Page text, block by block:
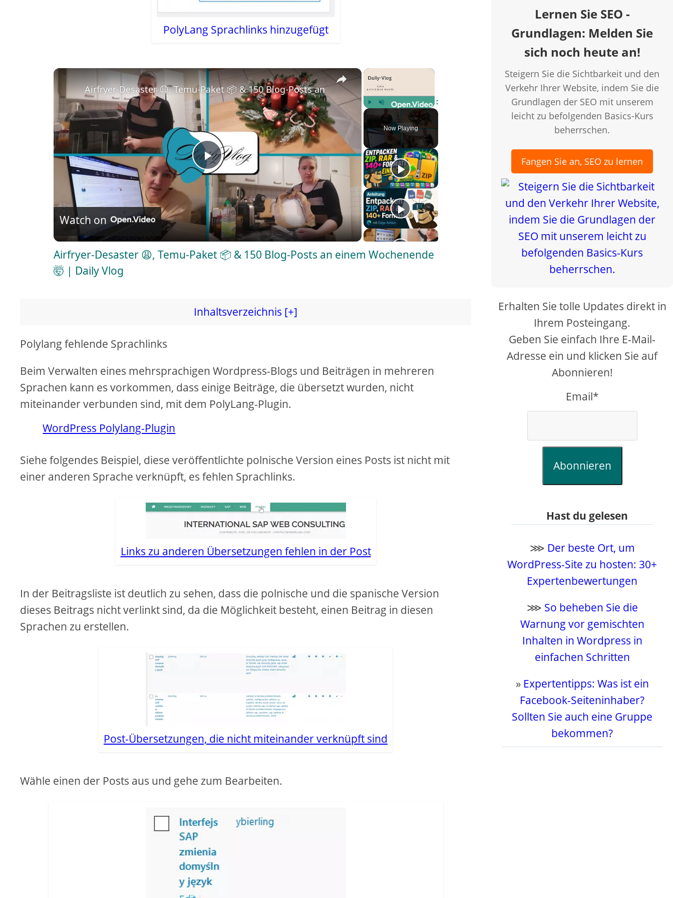
PolyLang Sprachlinks hinzugefügt
×
Now Playing
×
P
l
a
y
i
e
o
Airfryer-Desaster 😩, Temu-Paket 📦 & 150 Blog-Posts an einem Wochenende 🤯 | Daily Vlog
Watch on
Airfryer-Desaster 😩, Temu-Paket 📦 & 150 Blog-Posts an einem Wochenende
🤯 | Daily Vlog
Inhaltsverzeichnis [+]
Polylang fehlende Sprachlinks
Beim Verwalten eines mehrsprachigen Wordpress-Blogs und Beiträgen in mehreren
Sprachen kann es vorkommen, dass einige Beiträge, die übersetzt wurden, nicht
miteinander verbunden sind, mit dem PolyLang-Plugin.
WordPress Polylang-Plugin
Siehe folgendes Beispiel, diese veröffentlichte polnische Version eines Posts ist nicht mit
einer anderen Sprache verknüpft, es fehlen Sprachlinks.
Links zu anderen Übersetzungen fehlen in der Post
In der Beitragsliste ist deutlich zu sehen, dass die polnische und die spanische Version
dieses Beitrags nicht verlinkt sind, da die Möglichkeit besteht, einen Beitrag in diesen
Sprachen zu erstellen.
Post-Übersetzungen, die nicht miteinander verknüpft sind
Wähle einen der Posts aus und gehe zum Bearbeiten.
Lernen Sie SEO -
Grundlagen: Melden Sie
sich noch heute an!
Steigern Sie die Sichtbarkeit und den
Verkehr Ihrer Website, indem Sie die
Grundlagen der SEO mit unserem
leicht zu befolgenden Basics-Kurs
beherrschen.
Fangen Sie an, SEO zu lernen
Erhalten Sie tolle Updates direkt in
Ihrem Posteingang.
Geben Sie einfach Ihre E-Mail-
Adresse ein und klicken Sie auf
Abonnieren!
Email*
Abonnieren
Hast du gelesen
⋙ Der beste Ort, um
WordPress-Site zu hosten: 30+
Expertenbewertungen
⋙ So beheben Sie die
Warnung vor gemischten
Inhalten in Wordpress in
einfachen Schritten
» Expertentipps: Was ist ein
Facebook-Seiteninhaber?
Sollten Sie auch eine Gruppe
bekommen?